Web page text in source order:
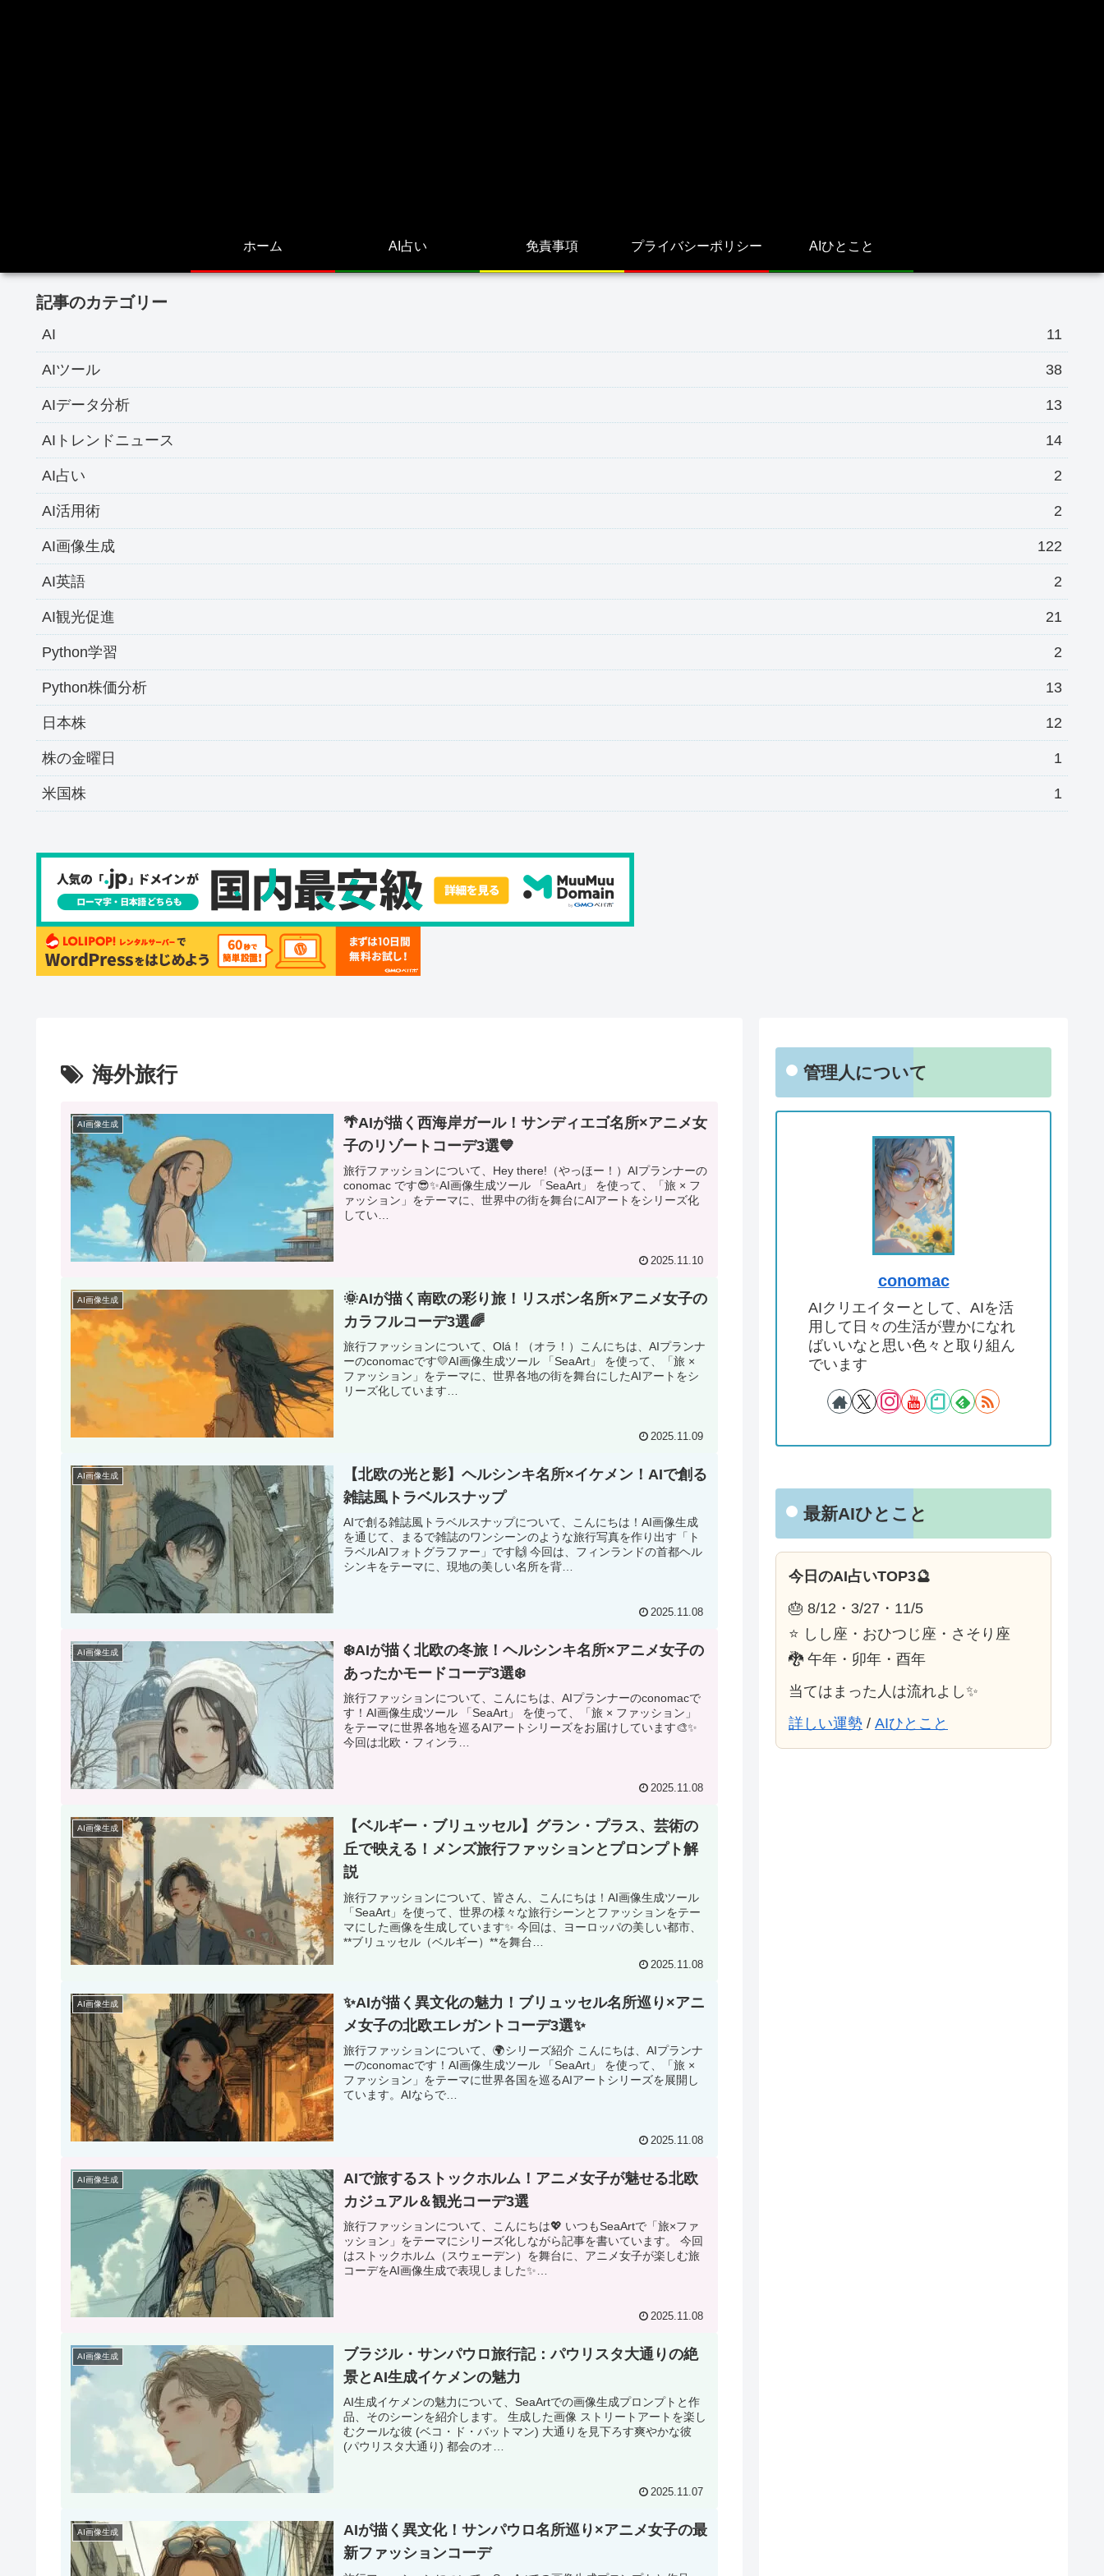
ホーム AI占い 免責事項 プライバシーポリシー AIひとこと
記事のカテゴリー
AI 11
AIツール 38
AIデータ分析 13
AIトレンドニュース 14
AI占い 2
AI活用術 2
AI画像生成 122
AI英語 2
AI観光促進 21
Python学習 2
Python株価分析 13
日本株 12
株の金曜日 1
米国株 1
海外旅行
AI画像生成
🌴AIが描く西海岸ガール！サンディエゴ名所×アニメ女
子のリゾートコーデ3選💙
旅行ファッションについて、Hey there!（やっほー！）AIプランナーの
conomac です😎✨AI画像生成ツール 「SeaArt」 を使って、「旅 × フ
ァッション」をテーマに、世界中の街を舞台にAIアートをシリーズ化
してい…
2025.11.10
AI画像生成
🌞AIが描く南欧の彩り旅！リスボン名所×アニメ女子の
カラフルコーデ3選🌈
旅行ファッションについて、Olá！（オラ！）こんにちは、AIプランナ
ーのconomacです💛AI画像生成ツール 「SeaArt」 を使って、「旅 ×
ファッション」をテーマに、世界各地の街を舞台にしたAIアートをシ
リーズ化しています…
2025.11.09
AI画像生成
【北欧の光と影】ヘルシンキ名所×イケメン！AIで創る
雑誌風トラベルスナップ
AIで創る雑誌風トラベルスナップについて、こんにちは！AI画像生成
を通じて、まるで雑誌のワンシーンのような旅行写真を作り出す「ト
ラベルAIフォトグラファー」です🙌 今回は、フィンランドの首都ヘル
シンキをテーマに、現地の美しい名所を背…
2025.11.08
AI画像生成
❄️AIが描く北欧の冬旅！ヘルシンキ名所×アニメ女子の
あったかモードコーデ3選❄️
旅行ファッションについて、こんにちは、AIプランナーのconomacで
す！AI画像生成ツール 「SeaArt」 を使って、「旅 × ファッション」
をテーマに世界各地を巡るAIアートシリーズをお届けしています🎨✨
今回は北欧・フィンラ…
2025.11.08
AI画像生成
【ベルギー・ブリュッセル】グラン・プラス、芸術の
丘で映える！メンズ旅行ファッションとプロンプト解
説
旅行ファッションについて、皆さん、こんにちは！AI画像生成ツール
「SeaArt」を使って、世界の様々な旅行シーンとファッションをテー
マにした画像を生成しています✨ 今回は、ヨーロッパの美しい都市、
**ブリュッセル（ベルギー）**を舞台…
2025.11.08
AI画像生成
✨AIが描く異文化の魅力！ブリュッセル名所巡り×アニ
メ女子の北欧エレガントコーデ3選✨
旅行ファッションについて、🌍シリーズ紹介 こんにちは、AIプランナ
ーのconomacです！AI画像生成ツール 「SeaArt」 を使って、「旅 ×
ファッション」をテーマに世界各国を巡るAIアートシリーズを展開し
ています。AIならで…
2025.11.08
AI画像生成
AIで旅するストックホルム！アニメ女子が魅せる北欧
カジュアル＆観光コーデ3選
旅行ファッションについて、こんにちは💖 いつもSeaArtで「旅×ファ
ッション」をテーマにシリーズ化しながら記事を書いています。 今回
はストックホルム（スウェーデン）を舞台に、アニメ女子が楽しむ旅
コーデをAI画像生成で表現しました✨…
2025.11.08
AI画像生成
ブラジル・サンパウロ旅行記：パウリスタ大通りの絶
景とAI生成イケメンの魅力
AI生成イケメンの魅力について、SeaArtでの画像生成プロンプトと作
品、そのシーンを紹介します。 生成した画像 ストリートアートを楽し
むクールな彼 (ベコ・ド・バットマン) 大通りを見下ろす爽やかな彼
(パウリスタ大通り) 都会のオ…
2025.11.07
AI画像生成
AIが描く異文化！サンパウロ名所巡り×アニメ女子の最
新ファッションコーデ
管理人について
conomac
AIクリエイターとして、AIを活
用して日々の生活が豊かになれ
ばいいなと思い色々と取り組ん
でいます
最新AIひとこと
今日のAI占いTOP3🔮
🎂 8/12・3/27・11/5
⭐ しし座・おひつじ座・さそり座
🐉 午年・卯年・酉年
当てはまった人は流れよし✨
詳しい運勢 / AIひとこと